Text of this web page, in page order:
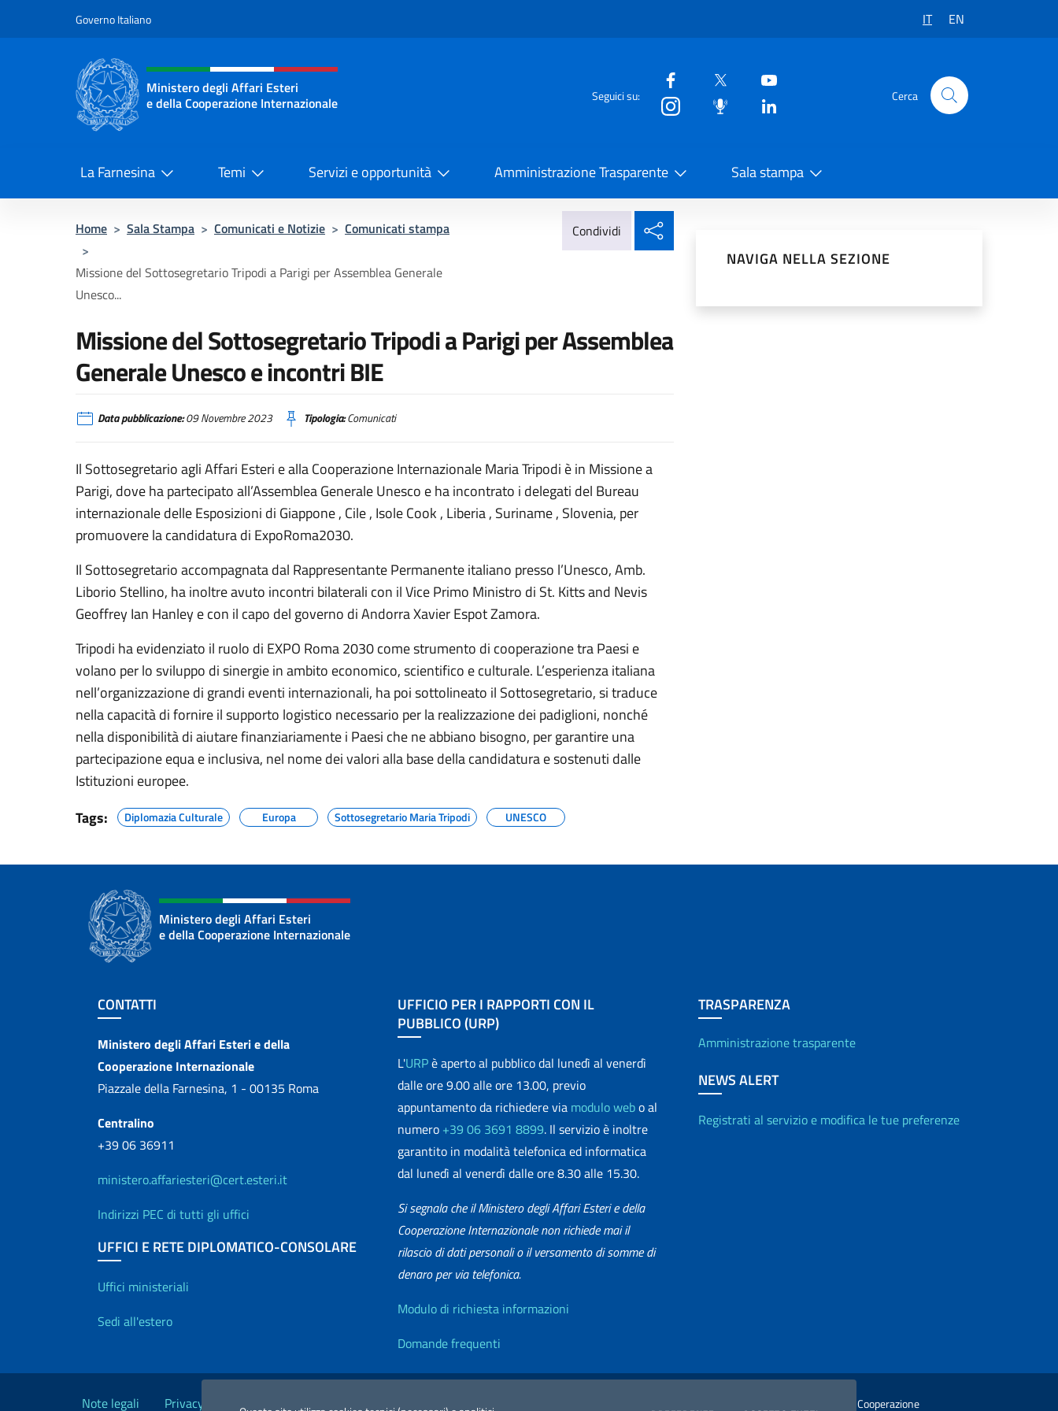
Governo Italiano IT EN
Intestazione sito, social e menù
Ministero degli Affari Esteri
e della Cooperazione Internazionale
Seguici su: Cerca
La Farnesina Temi Servizi e opportunità Amministrazione Trasparente Sala stampa
Home > Sala Stampa > Comunicati e Notizie > Comunicati stampa
>
Missione del Sottosegretario Tripodi a Parigi per Assemblea Generale
Unesco...
Condividi
Missione del Sottosegretario Tripodi a Parigi per Assemblea
Generale Unesco e incontri BIE
Data pubblicazione:09 Novembre 2023 Tipologia:Comunicati
Il Sottosegretario agli Affari Esteri e alla Cooperazione Internazionale Maria Tripodi è in Missione a
Parigi, dove ha partecipato all’Assemblea Generale Unesco e ha incontrato i delegati del Bureau
internazionale delle Esposizioni di Giappone , Cile , Isole Cook , Liberia , Suriname , Slovenia, per
promuovere la candidatura di ExpoRoma2030.
Il Sottosegretario accompagnata dal Rappresentante Permanente italiano presso l’Unesco, Amb.
Liborio Stellino, ha inoltre avuto incontri bilaterali con il Vice Primo Ministro di St. Kitts and Nevis
Geoffrey Ian Hanley e con il capo del governo di Andorra Xavier Espot Zamora.
Tripodi ha evidenziato il ruolo di EXPO Roma 2030 come strumento di cooperazione tra Paesi e
volano per lo sviluppo di sinergie in ambito economico, scientifico e culturale. L’esperienza italiana
nell’organizzazione di grandi eventi internazionali, ha poi sottolineato il Sottosegretario, si traduce
nella capacità di fornire il supporto logistico necessario per la realizzazione dei padiglioni, nonché
nella disponibilità di aiutare finanziariamente i Paesi che ne abbiano bisogno, per garantire una
partecipazione equa e inclusiva, nel nome dei valori alla base della candidatura e sostenuti dalle
Istituzioni europee.
Tags:
Diplomazia Culturale Europa Sottosegretario Maria Tripodi UNESCO
NAVIGA NELLA SEZIONE
Ministero degli Affari Esteri
e della Cooperazione Internazionale
Sezione footer
CONTATTI
Contatti
Ministero degli Affari Esteri e della
Cooperazione Internazionale
Piazzale della Farnesina, 1 - 00135 Roma
Centralino
+39 06 36911
ministero.affariesteri@cert.esteri.it
Indirizzi PEC di tutti gli uffici
UFFICI E RETE DIPLOMATICO-CONSOLARE
Uffici e Rete diplomatica
Uffici ministeriali
Sedi all'estero
UFFICIO PER I RAPPORTI CON IL
PUBBLICO (URP)
L'URPè aperto al pubblico dal lunedì al venerdì
dalle ore 9.00 alle ore 13.00, previo
appuntamento da richiedere via modulo webo al
numero +39 06 3691 8899. Il servizio è inoltre
garantito in modalità telefonica ed informatica
dal lunedì al venerdì dalle ore 8.30 alle 15.30.
Si segnala che il Ministero degli Affari Esteri e della
Cooperazione Internazionale non richiede mai il
rilascio di dati personali o il versamento di somme di
denaro per via telefonica.
Info utili
Modulo di richiesta informazioni
Domande frequenti
TRASPARENZA
Amministrazione trasparente
NEWS ALERT
Registrati al servizio e modifica le tue preferenze
Link Utili
Note legali Privacy e cookie policy Dichiarazione Accessibilità Redazione Esteri 2026 Copyright Ministero degli Affari Esteri e della Cooperazione